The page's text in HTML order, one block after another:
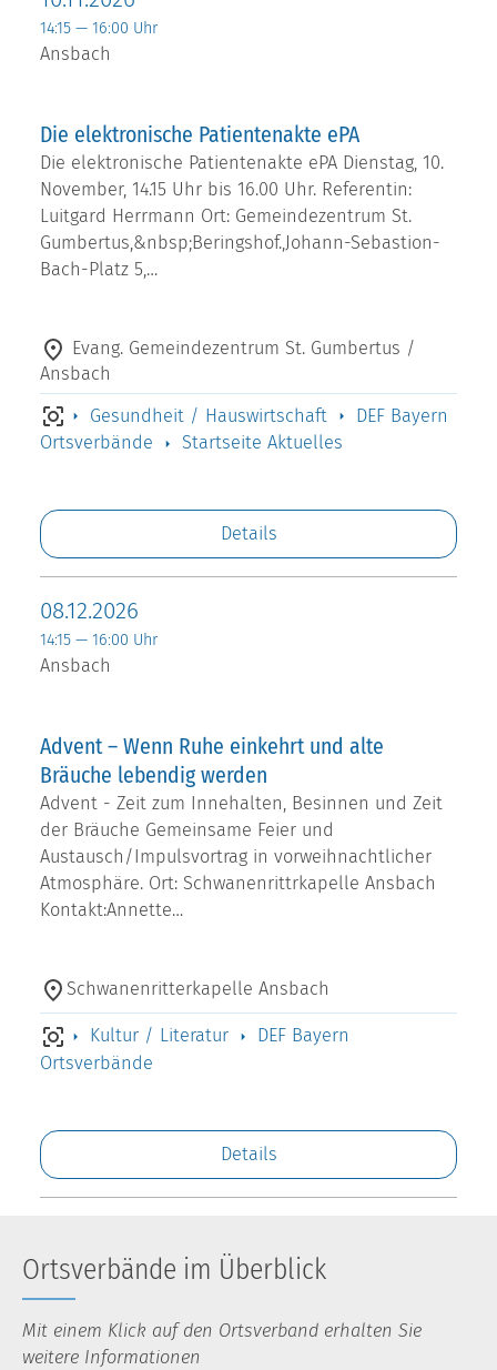
14:15 — 16:00 Uhr
Ansbach
Die elektronische Patientenakte ePA
Die elektronische Patientenakte ePA Dienstag, 10.
November, 14.15 Uhr bis 16.00 Uhr. Referentin:
Luitgard Herrmann Ort: Gemeindezentrum St.
Gumbertus,&nbsp;Beringshof.,Johann-Sebastion-
Bach-Platz 5,…
Evang. Gemeindezentrum St. Gumbertus /
Ansbach
Gesundheit / Hauswirtschaft
DEF Bayern
Ortsverbände
Startseite Aktuelles
Details
08.12.2026
14:15 — 16:00 Uhr
Ansbach
Advent – Wenn Ruhe einkehrt und alte
Bräuche lebendig werden
Advent - Zeit zum Innehalten, Besinnen und Zeit
der Bräuche Gemeinsame Feier und
Austausch/Impulsvortrag in vorweihnachtlicher
Atmosphäre. Ort: Schwanenrittrkapelle Ansbach
Kontakt:Annette…
Schwanenritterkapelle Ansbach
Kultur / Literatur
DEF Bayern
Ortsverbände
Details
Ortsverbände im Überblick
Mit einem Klick auf den Ortsverband erhalten Sie
weitere Informationen